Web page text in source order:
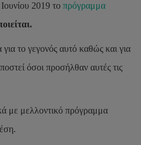
2019 το πρόγραμμα
το γεγονός αυτό καθώς και για
όσοι προσήλθαν αυτές τις
με μελλοντικό πρόγραμμα